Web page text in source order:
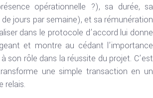
opérationnelle ?), sa durée, sa
jours par semaine), et sa rémunération
dans le protocole d’accord lui donne
et montre au cédant l’importance
son rôle dans la réussite du projet. C’est
une simple transaction en un
relais.